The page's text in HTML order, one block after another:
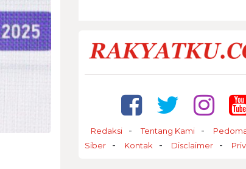
Redaksi Tentang Kami
Siber
Kontak Disclaimer